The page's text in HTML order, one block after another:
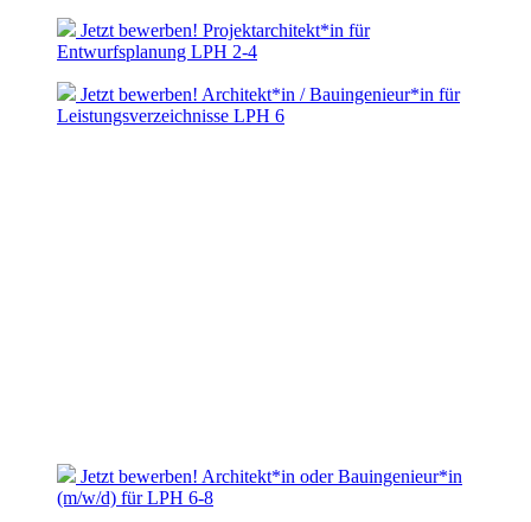
Jetzt bewerben! Projektarchitekt*in für
Entwurfsplanung LPH 2-4
Jetzt bewerben! Architekt*in / Bauingenieur*in für
Leistungsverzeichnisse LPH 6
Jetzt bewerben! Architekt*in oder Bauingenieur*in
(m/w/d) für LPH 6-8